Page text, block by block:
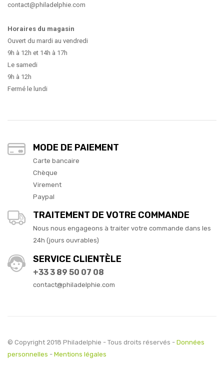
contact@philadelphie.com
Horaires du magasin
Ouvert du mardi au vendredi
9h à 12h et 14h à 17h
Le samedi
9h à 12h
Fermé le lundi
MODE DE PAIEMENT
Carte bancaire
Chèque
Virement
Paypal
TRAITEMENT DE VOTRE COMMANDE
Nous nous engageons à traiter votre commande dans les
24h (jours ouvrables)
SERVICE CLIENTÈLE
+33 3 89 50 07 08
contact@philadelphie.com
© Copyright 2018 Philadelphie - Tous droits réservés - Données
personnelles - Mentions légales